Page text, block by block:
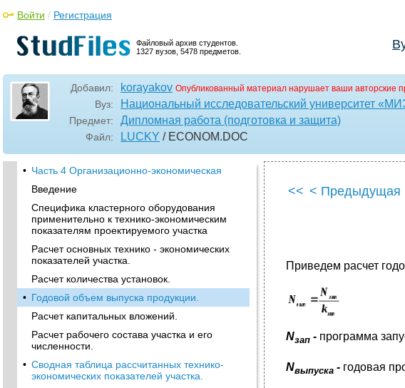
Файловый архив студентов.
1327 вузов, 5478 предметов.
Войти / Регистрация
Добавил: korayakov Опубликованный материал нарушает ваши авторские
Вуз: Национальный исследовательский университет
Предмет: Дипломная работа (подготовка и защита)
Файл: LUCKY / ECONOM.DOC
• Часть 4 Организационно-экономическая
Введение
Специфика кластерного оборудования
применительно к технико-экономическим
показателям проектируемого участка
Расчет основных технико - экономических
показателей участка.
Расчет количества установок.
• Годовой объем выпуска продукции.
Расчет капитальных вложений.
Расчет рабочего состава участка и его
численности.
• Сводная таблица рассчитанных технико-
экономических показателей участка.
<< < Предыдущая
Приведем расчет
Nзап - программа
Nвыпуска - годовая